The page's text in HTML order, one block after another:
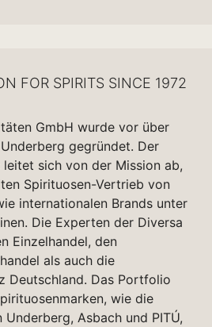
FOR SPIRITS SINCE 1972
GmbH wurde vor über
gegründet. Der
leitet sich von der Mission ab,
Spirituosen-Vertrieb von
internationalen Brands unter
Die Experten der Diversa
Einzelhandel, den
als auch die
Deutschland. Das Portfolio
wie die
Underberg, Asbach und PITÚ,